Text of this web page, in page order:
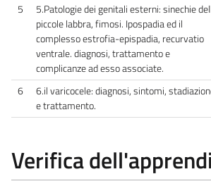
5
5.Patologie dei genitali esterni: sinechie
piccole labbra, fimosi. Ipospadia ed il
complesso estrofia-epispadia, recurvatio
ventrale. diagnosi, trattamento e
complicanze ad esso associate.
6
6.il varicocele: diagnosi, sintomi,
e trattamento.
Verifica